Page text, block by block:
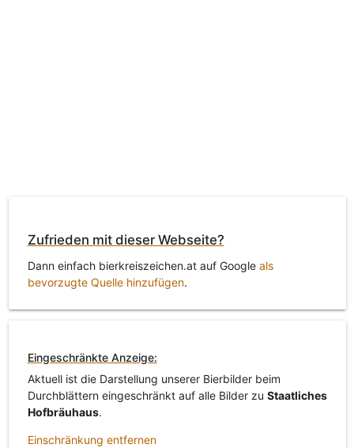
Zufrieden mit dieser Webseite?
Dann einfach bierkreiszeichen.at auf Google als
bevorzugte Quelle hinzufügen.
Eingeschränkte Anzeige:
Aktuell ist die Darstellung unserer Bierbilder beim
Durchblättern eingeschränkt auf alle Bilder zu Staatliches
Hofbräuhaus.
Einschränkung entfernen